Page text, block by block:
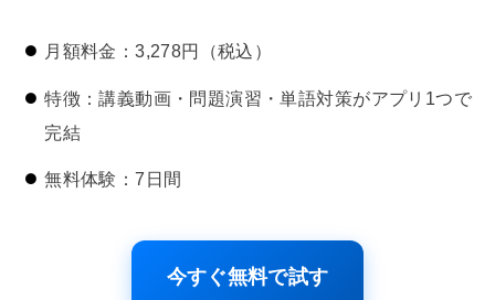
月額料金：3,278円（税込）
特徴：講義動画・問題演習・単語対策がアプリ1つで
完結
無料体験：7日間
今すぐ無料で試す